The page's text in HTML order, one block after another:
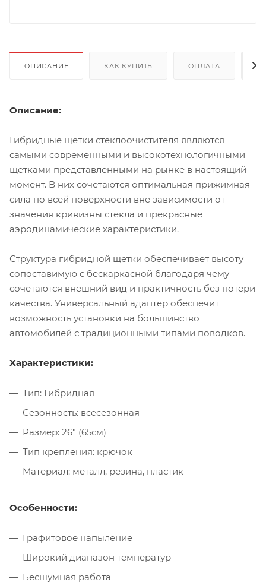
ОПИСАНИЕ КАК КУПИТЬ ОПЛАТА
Описание:
Гибридные щетки стеклоочистителя являются
самыми современными и высокотехнологичными
щетками представленными на рынке в настоящий
момент. В них сочетаются оптимальная прижимная
сила по всей поверхности вне зависимости от
значения кривизны стекла и прекрасные
аэродинамические характеристики.
Структура гибридной щетки обеспечивает высоту
сопоставимую с бескаркасной благодаря чему
сочетаются внешний вид и практичность без потери
качества. Универсальный адаптер обеспечит
возможность установки на большинство
автомобилей с традиционными типами поводков.
Характеристики:
Тип: Гибридная
Сезонность: всесезонная
Размер: 26" (65см)
Тип крепления: крючок
Материал: металл, резина, пластик
Особенности:
Графитовое напыление
Широкий диапазон температур
Бесшумная работа